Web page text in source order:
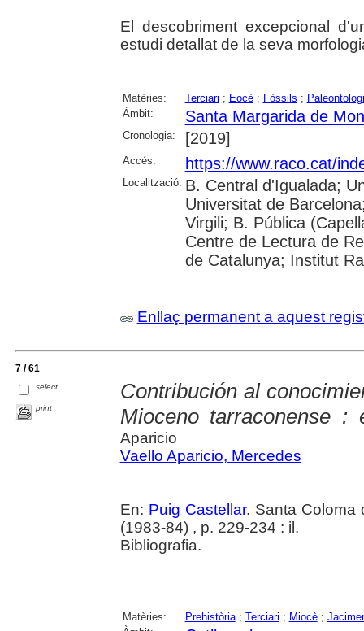
El descobriment excepcional
estudi detallat de la seva
Matèries: Terciari ; Eocè; Fòssils ;
Àmbit:
Santa Margarida de
Cronologia: [2019]
Accés: https://www.raco.cat/
Localització: B. Central d'Igualada;
Universitat de
Virgili; B. Pública
Centre de Lectura de
de Catalunya; Institut
Enllaç permanent a aquest
7 / 61
select
print
Contribución al
Mioceno tarraconense :
Aparicio
Vaello Aparicio, Mercedes
En: Puig Castellar. Santa Coloma
(1983-84) , p. 229-234 : il.
Bibliografia.
Matèries: Prehistòria; Terciari ; Miocè;